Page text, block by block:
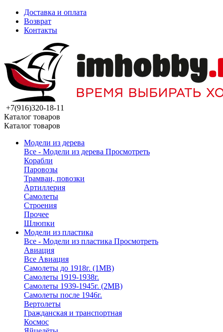
Доставка и оплата
Возврат
Контакты
+7(916)320-18-11
Каталог товаров
Каталог товаров
Модели из дерева
Все - Модели из дерева Просмотреть
Корабли
Паровозы
Трамваи, повозки
Артиллерия
Самолеты
Строения
Прочее
Шлюпки
Модели из пластика
Все - Модели из пластика Просмотреть
Авиация
Все Авиация
Самолеты до 1918г. (1МВ)
Самолеты 1919-1938г.
Самолеты 1939-1945г. (2МВ)
Самолеты после 1946г.
Вертолеты
Гражданская и транспортная
Космос